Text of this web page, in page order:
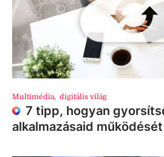
Multimédia, digitális világ
7 tipp, hogyan
alkalmazásaid működését